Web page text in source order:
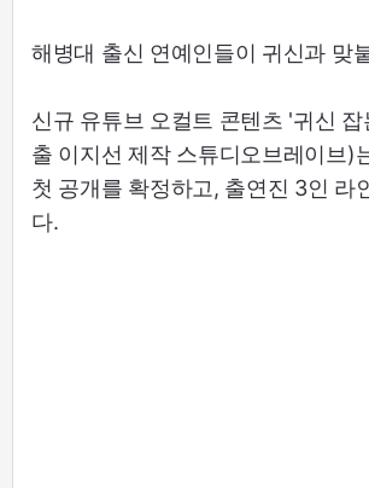
해병대 출신 연예인들이 귀신과 맞
신규 유튜브 오컬트 콘텐츠 '귀신
출 이지선 제작 스튜디오브레이브)
첫 공개를 확정하고, 출연진 3인 라
다.